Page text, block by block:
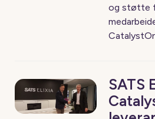
og støtte
SATS